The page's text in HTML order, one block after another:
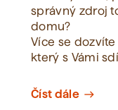
správný zdroj
domu?
Více se dozvíte
který s Vámi
Číst dále east